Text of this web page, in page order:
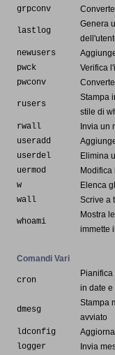
grpconv
lastlog
Genera
newusers
pwck
Verifica
pwconv
rusers
Stampa
stile di
rwall
Invia un
useradd
userdel
Elimina
uermod
Modifica
w
Elenca
wall
Scrive a
whoami
Mostra
immette
Comandi Vari
cron
in date e
dmesg
Stampa
avviato
ldconfig
logger
Invia